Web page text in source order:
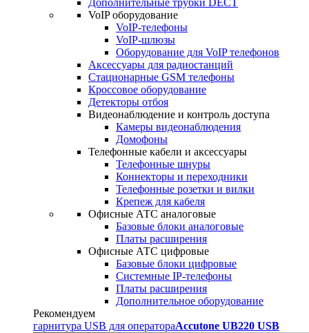
Дополнительные трубки DECT
VoIP оборудование
VoIP-телефоны
VoIP-шлюзы
Оборудование для VoIP телефонов
Аксессуары для радиостанций
Стационарные GSM телефоны
Кроссовое оборудование
Детекторы отбоя
Видеонаблюдение и контроль доступа
Камеры видеонаблюдения
Домофоны
Телефонные кабели и аксессуары
Телефонные шнуры
Коннекторы и переходники
Телефонные розетки и вилки
Крепеж для кабеля
Офисные АТС аналоговые
Базовые блоки аналоговые
Платы расширения
Офисные АТС цифровые
Базовые блоки цифровые
Системные IP-телефоны
Платы расширения
Дополнительное оборудование
Рекомендуем
гарнитура USB для оператораAccutone UB220 USB